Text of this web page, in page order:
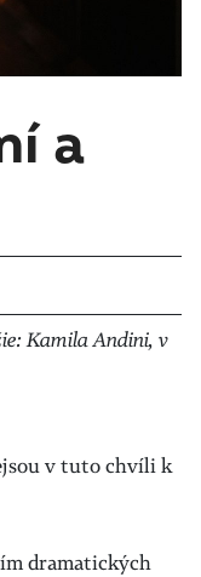
a
Kamila Andini, v
v tuto chvíli k
dramatických